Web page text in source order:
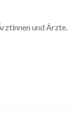
und Ärzte.